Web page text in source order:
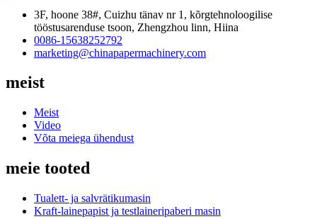
3F, hoone 38#, Cuizhu tänav nr 1, kõrgtehnoloogilise
tööstusarenduse tsoon, Zhengzhou linn, Hiina
0086-15638252792
marketing@chinapapermachinery.com
meist
Meist
Video
Võta meiega ühendust
meie tooted
Tualett- ja salvrätikumasin
Kraft-lainepapist ja testlaineripaberi masin